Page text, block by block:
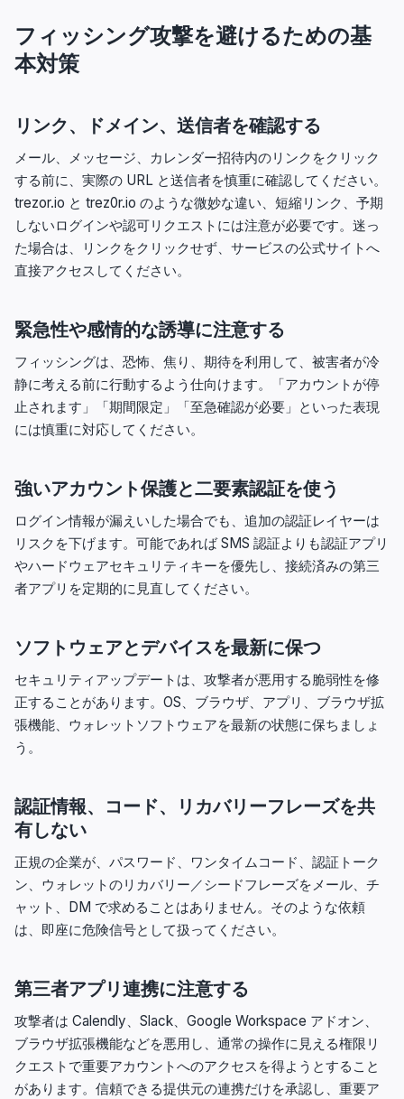
フィッシング攻撃を避けるための基
本対策
リンク、ドメイン、送信者を確認する
メール、メッセージ、カレンダー招待内のリンクをクリック
する前に、実際の URL と送信者を慎重に確認してください。
trezor.io と trez0r.io のような微妙な違い、短縮リンク、予期
しないログインや認可リクエストには注意が必要です。迷っ
た場合は、リンクをクリックせず、サービスの公式サイトへ
直接アクセスしてください。
緊急性や感情的な誘導に注意する
フィッシングは、恐怖、焦り、期待を利用して、被害者が冷
静に考える前に行動するよう仕向けます。「アカウントが停
止されます」「期間限定」「至急確認が必要」といった表現
には慎重に対応してください。
強いアカウント保護と二要素認証を使う
ログイン情報が漏えいした場合でも、追加の認証レイヤーは
リスクを下げます。可能であれば SMS 認証よりも認証アプリ
やハードウェアセキュリティキーを優先し、接続済みの第三
者アプリを定期的に見直してください。
ソフトウェアとデバイスを最新に保つ
セキュリティアップデートは、攻撃者が悪用する脆弱性を修
正することがあります。OS、ブラウザ、アプリ、ブラウザ拡
張機能、ウォレットソフトウェアを最新の状態に保ちましょ
う。
認証情報、コード、リカバリーフレーズを共
有しない
正規の企業が、パスワード、ワンタイムコード、認証トーク
ン、ウォレットのリカバリー／シードフレーズをメール、チ
ャット、DM で求めることはありません。そのような依頼
は、即座に危険信号として扱ってください。
第三者アプリ連携に注意する
攻撃者は Calendly、Slack、Google Workspace アドオン、
ブラウザ拡張機能などを悪用し、通常の操作に見える権限リ
クエストで重要アカウントへのアクセスを得ようとすること
があります。信頼できる提供元の連携だけを承認し、重要ア